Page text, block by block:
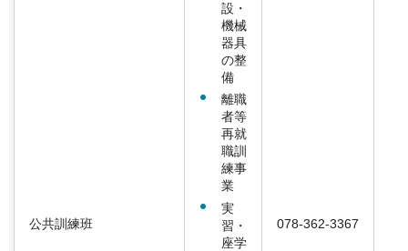
公共訓練班
設・
機械
器具
の整
備
離職
者等
再就
職訓
練事
業
実
習・
座学
078-362-3367